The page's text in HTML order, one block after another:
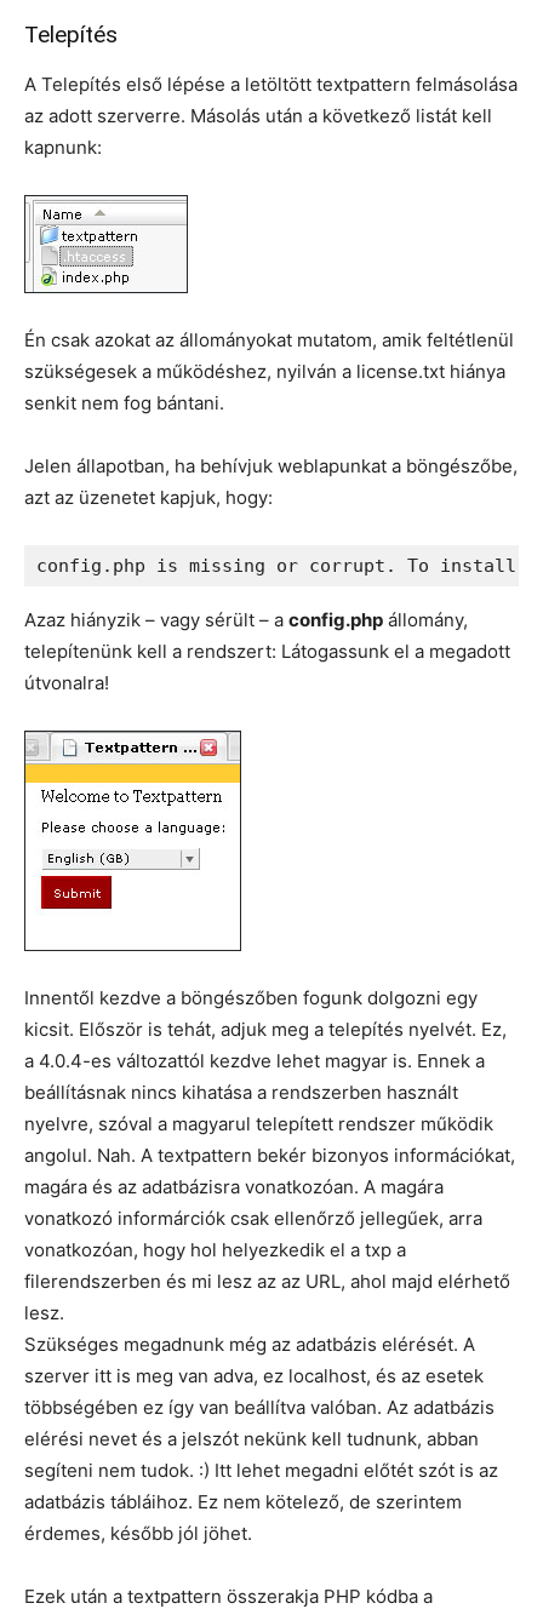
Telepítés
A Telepítés első lépése a letöltött textpattern felmásolása
az adott szerverre. Másolás után a következő listát kell
kapnunk:
Én csak azokat az állományokat mutatom, amik feltétlenül
szükségesek a működéshez, nyilván a license.txt hiánya
senkit nem fog bántani.
Jelen állapotban, ha behívjuk weblapunkat a böngészőbe,
azt az üzenetet kapjuk, hogy:
Azaz hiányzik – vagy sérült – a config.php állomány,
telepítenünk kell a rendszert: Látogassunk el a megadott
útvonalra!
Innentől kezdve a böngészőben fogunk dolgozni egy
kicsit. Először is tehát, adjuk meg a telepítés nyelvét. Ez,
a 4.0.4-es változattól kezdve lehet magyar is. Ennek a
beállításnak nincs kihatása a rendszerben használt
nyelvre, szóval a magyarul telepített rendszer működik
angolul. Nah. A textpattern bekér bizonyos információkat,
magára és az adatbázisra vonatkozóan. A magára
vonatkozó informárciók csak ellenőrző jellegűek, arra
vonatkozóan, hogy hol helyezkedik el a txp a
filerendszerben és mi lesz az az URL, ahol majd elérhető
lesz.
Szükséges megadnunk még az adatbázis elérését. A
szerver itt is meg van adva, ez localhost, és az esetek
többségében ez így van beállítva valóban. Az adatbázis
elérési nevet és a jelszót nekünk kell tudnunk, abban
segíteni nem tudok. :) Itt lehet megadni előtét szót is az
adatbázis tábláihoz. Ez nem kötelező, de szerintem
érdemes, később jól jöhet.
Ezek után a textpattern összerakja PHP kódba a